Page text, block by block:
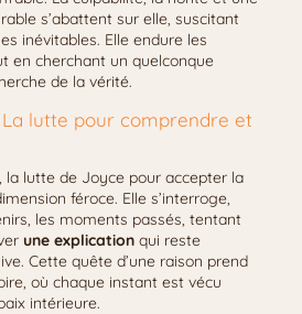
s’abattent sur elle, suscitant
inévitables. Elle endure les
en cherchant un quelconque
de la vérité.
La lutte pour comprendre et
la lutte de Joyce pour accepter la
féroce. Elle s’interroge,
les moments passés, tentant
une explication qui reste
Cette quête d’une raison prend
où chaque instant est vécu
intérieure.